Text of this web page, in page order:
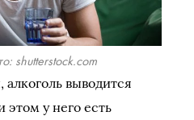
shutterstock.com
выводится
этом у него есть